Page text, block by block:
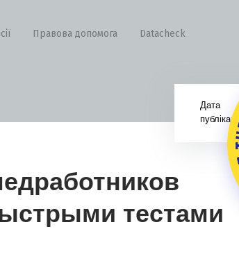
Правова допомога Datacheck
Дата
тестами